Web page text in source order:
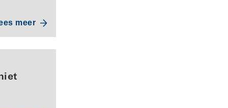
meer